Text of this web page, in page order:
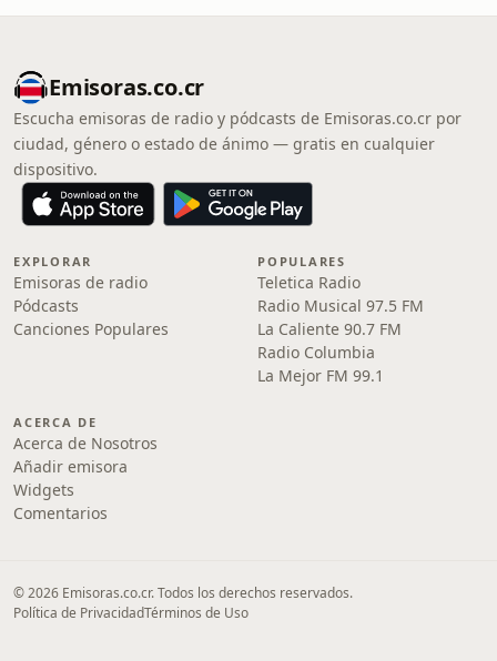
Emisoras.co.cr
Escucha emisoras de radio y pódcasts de Emisoras.co.cr por
ciudad, género o estado de ánimo — gratis en cualquier
dispositivo.
EXPLORAR
Emisoras de radio
Pódcasts
Canciones Populares
POPULARES
Teletica Radio
Radio Musical 97.5 FM
La Caliente 90.7 FM
Radio Columbia
La Mejor FM 99.1
ACERCA DE
Acerca de Nosotros
Añadir emisora
Widgets
Comentarios
© 2026 Emisoras.co.cr. Todos los derechos reservados.
Política de PrivacidadTérminos de Uso